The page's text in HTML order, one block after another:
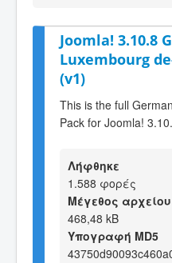
Joomla! 3.10.8
Luxembourg
(v1)
This is the full
Pack for Joomla!
Λήφθηκε
1.588 φορές
Μέγεθος αρχείου
468,48 kB
Υπογραφή MD5